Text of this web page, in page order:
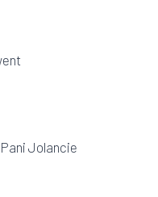
Jolancie